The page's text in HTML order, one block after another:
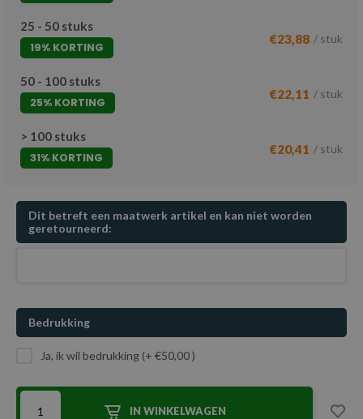
25 - 50 stuks
19% KORTING
€23,88 / stuk
50 - 100 stuks
25% KORTING
€22,11 / stuk
> 100 stuks
31% KORTING
€20,41 / stuk
Dit betreft een maatwerk artikel en kan niet worden
geretourneerd:
Bedrukking
Ja, ik wil bedrukking (+ €50,00 )
IN WINKELWAGEN